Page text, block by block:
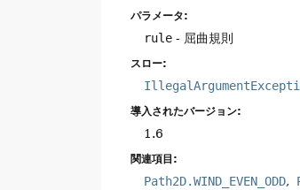
パラメータ:
rule - 屈曲規則
スロー:
導入されたバージョン:
1.6
関連項目:
Path2D.WIND_EVEN_ODD